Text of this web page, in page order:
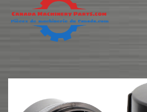
la
navigation
contenu
Pièces usagées
BOUTIQUE